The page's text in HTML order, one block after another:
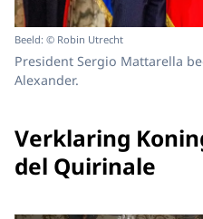
Beeld: © Robin Utrecht
President Sergio Mattarella
Alexander.
Verklaring
del Quirinale